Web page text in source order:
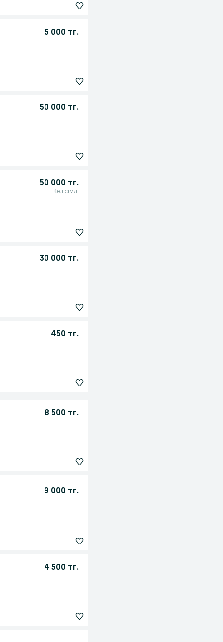
5 000 тг.
50 000 тг.
50 000 тг.
Келісімді
30 000 тг.
450 тг.
8 500 тг.
9 000 тг.
4 500 тг.